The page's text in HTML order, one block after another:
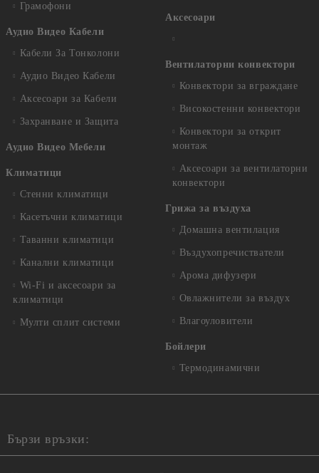
Грамофони
Аудио Видео Кабели
Кабели За Тонколони
Аудио Видео Кабели
Аксесоари за Кабели
Захранване и Защита
Аудио Видео Мебели
Климатици
Стенни климатици
Касетъчни климатици
Таванни климатици
Канални климатици
Wi-Fi и аксесоари за
климатици
Мулти сплит системи
Аксесоари
Вентилаторни конвектори
Конвектори за вграждане
Високостенни конвектори
Конвектори за открит
монтаж
Аксесоари за вентилаторни
конвектори
Грижа за въздуха
Домашна вентилация
Въздухопречистватели
Арома дифузери
Овлажнители за въздух
Влагоуловители
Бойлери
Термодинамични
Бързи връзки: